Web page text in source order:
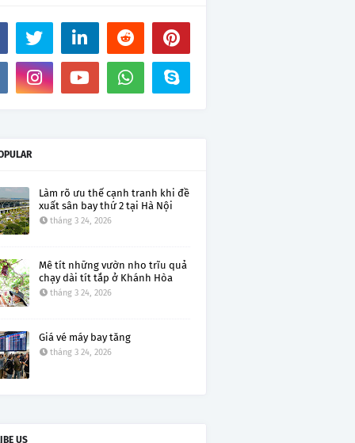
Làm rõ ưu thế cạnh tranh khi đề
xuất sân bay thứ 2 tại Hà Nội
tháng 3 24, 2026
Mê tít những vườn nho trĩu quả
chạy dài tít tắp ở Khánh Hòa
tháng 3 24, 2026
Giá vé máy bay tăng
tháng 3 24, 2026
US